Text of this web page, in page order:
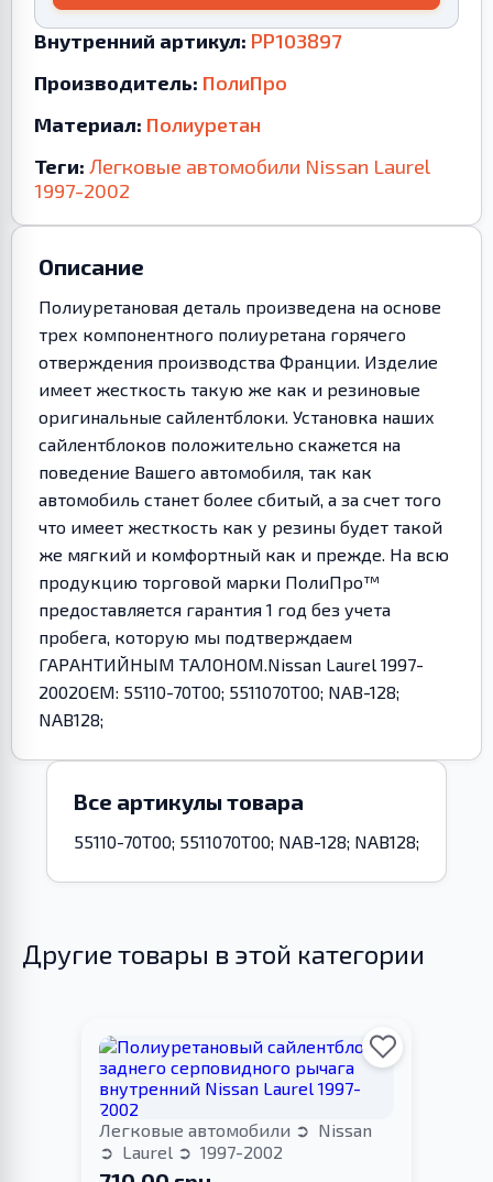
Внутренний артикул: PP103897
Производитель: ПолиПро
Материал: Полиуретан
Теги: Легковые автомобили Nissan Laurel
1997-2002
Описание
Полиуретановая деталь произведена на основе
трех компонентного полиуретана горячего
отверждения производства Франции. Изделие
имеет жесткость такую же как и резиновые
оригинальные сайлентблоки. Установка наших
сайлентблоков положительно скажется на
поведение Вашего автомобиля, так как
автомобиль станет более сбитый, а за счет того
что имеет жесткость как у резины будет такой
же мягкий и комфортный как и прежде. На всю
продукцию торговой марки ПолиПро™
предоставляется гарантия 1 год без учета
пробега, которую мы подтверждаем
ГАРАНТИЙНЫМ ТАЛОНОМ.Nissan Laurel 1997-
2002OEM: 55110-70T00; 5511070T00; NAB-128;
NAB128;
Все артикулы товара
55110-70T00; 5511070T00; NAB-128; NAB128;
Другие товары в этой категории
Легковые автомобили
Nissan
Laurel
1997-2002